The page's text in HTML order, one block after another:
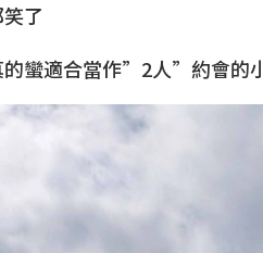
了
的蠻適合當作”2人”約會的